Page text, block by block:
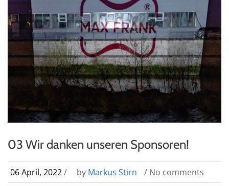
03 Wir danken unseren Sponsoren!
06 April, 2022/ by Markus Stirn / No comments